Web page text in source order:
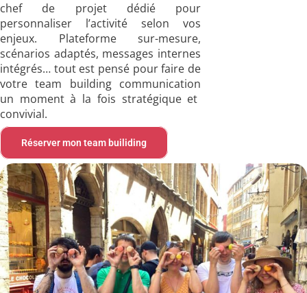
chef de projet dédié pour
personnaliser l’activité selon vos
enjeux. Plateforme sur-mesure,
scénarios adaptés, messages internes
intégrés… tout est pensé pour faire de
votreteam building communication
un moment à la fois stratégique et
convivial.
Réserver mon team builiding